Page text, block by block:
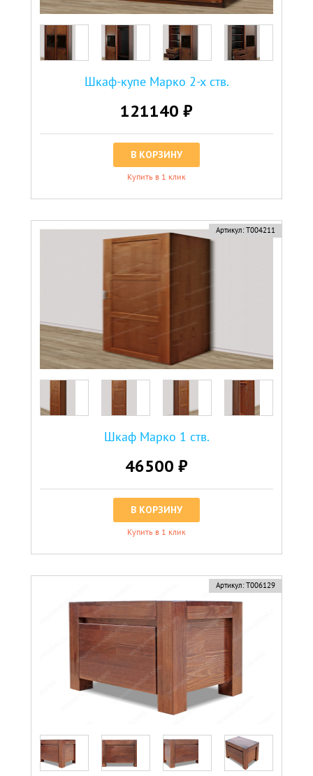
Шкаф-купе Марко 2-х ств.
121140 ₽
В КОРЗИНУ
Купить в 1 клик
Артикул: Т004211
Шкаф Марко 1 ств.
46500 ₽
В КОРЗИНУ
Купить в 1 клик
Артикул: Т006129